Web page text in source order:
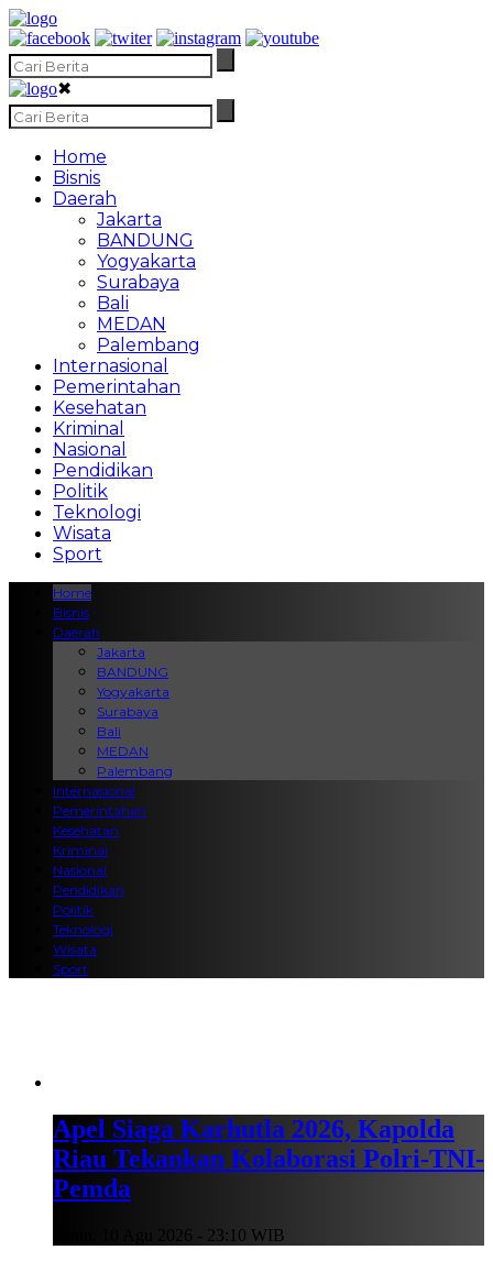
✖
Home
Bisnis
Daerah
Jakarta
BANDUNG
Yogyakarta
Surabaya
Bali
MEDAN
Palembang
Internasional
Pemerintahan
Kesehatan
Kriminal
Nasional
Pendidikan
Politik
Teknologi
Wisata
Sport
Home
Bisnis
Daerah
Jakarta
BANDUNG
Yogyakarta
Surabaya
Bali
MEDAN
Palembang
Internasional
Pemerintahan
Kesehatan
Kriminal
Nasional
Pendidikan
Politik
Teknologi
Wisata
Sport
Apel Siaga Karhutla 2026, Kapolda
Riau Tekankan Kolaborasi Polri-TNI-
Pemda
Senin, 10 Agu 2026 - 23:10 WIB